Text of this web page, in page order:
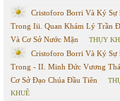
Cristoforo Borri Và Ký Sự
Trong Iii. Quan Khám Lý Trần
Và Cơ Sở Nước Mặn
THỤY
Cristoforo Borri Và Ký Sự
Trong - II. Minh Đức Vương
Cơ Sở Đạo Chúa Đầu Tiên
KHUÊ